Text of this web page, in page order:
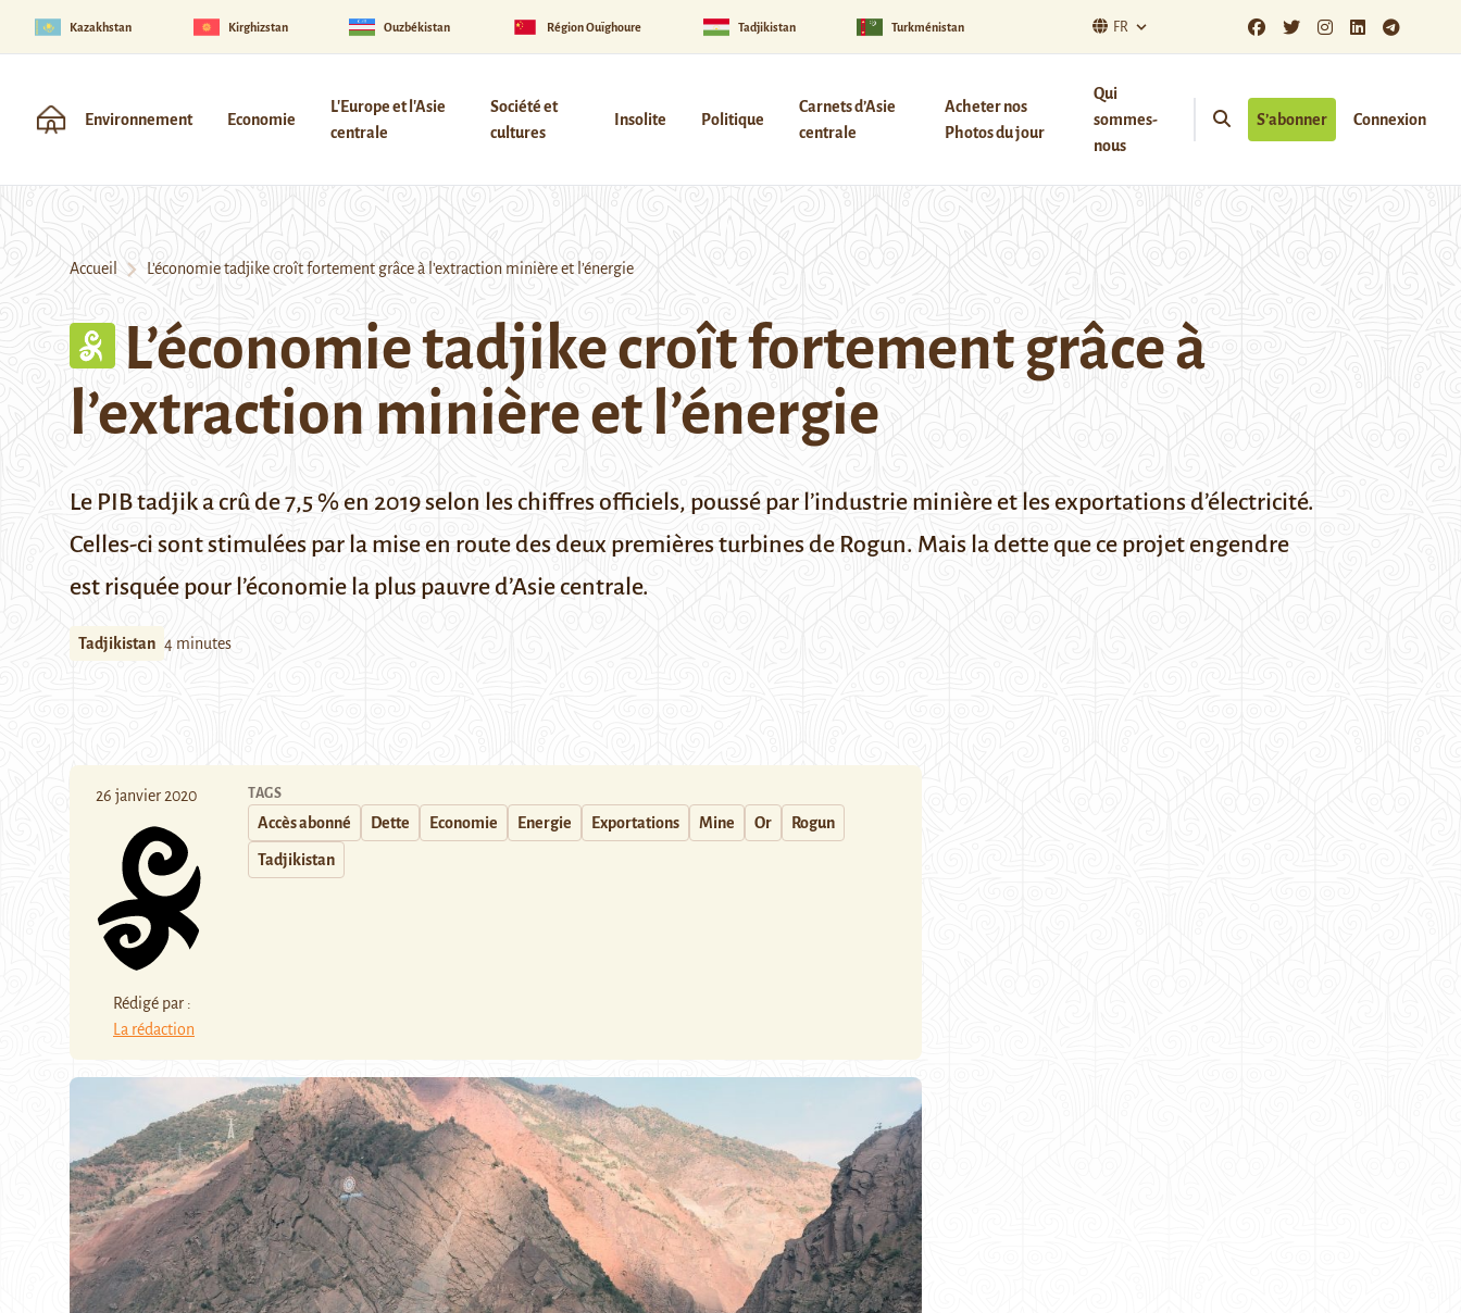
Kazakhstan Kirghizstan Ouzbékistan Région Ouïghoure Tadjikistan Turkménistan FR
Environnement Economie
L'Europe et l'Asie
centrale
Société et
cultures
Insolite Politique
Carnets d’Asie
centrale
Acheter nos
Photos du jour
Qui
sommes-
nous
S’abonner Connexion
Accueil L’économie tadjike croît fortement grâce à l’extraction minière et l’énergie
L’économie tadjike croît fortement grâce à
l’extraction minière et l’énergie
Le PIB tadjik a crû de 7,5 % en 2019 selon les chiffres officiels, poussé par l’industrie minière et les exportations d’électricité.
Celles-ci sont stimulées par la mise en route des deux premières turbines de Rogun. Mais la dette que ce projet engendre
est risquée pour l’économie la plus pauvre d’Asie centrale.
Tadjikistan 4 minutes
26 janvier 2020
Rédigé par :
La rédaction
TAGS
Accès abonné Dette Economie Energie Exportations Mine Or Rogun
Tadjikistan